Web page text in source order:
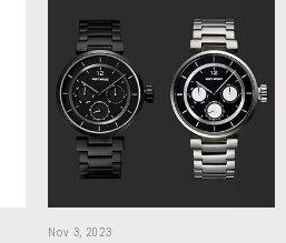
Nov 3, 2023